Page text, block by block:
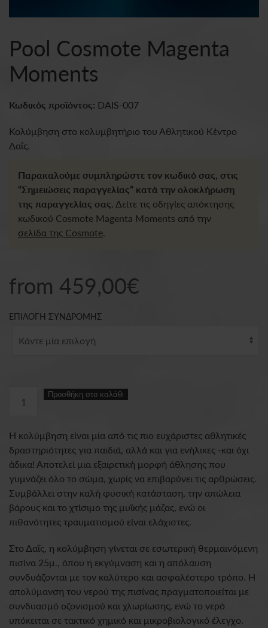
Pool Cosmote Magenta
Moments
Κωδικός προϊόντος: DAIS-007
Κολύμβηση στο κολυμβητήριο του Αθλητικού Κέντρο
Δαΐς.
Παρακαλούμε συμπληρώστε τον κωδικό σας, στις
“Σημειώσεις παραγγελίας” κατά την ολοκλήρωση
της παραγγελίας σας.Δείτε τις οδηγίες απόκτησης
κωδικού Cosmote Magenta Moments από την
σελίδα της Cosmote.
from 459,00€
ΕΠΙΛΟΓΗ ΣΥΝΔΡΟΜΗΣ
Cosmote
Moments
ποσότητα
Προσθήκη στο καλάθι
Η κολύμβηση είναι μία από τις πιο ευχάριστες αθλητικές
δραστηριότητες για παιδιά, αλλά και για ενήλικες -και όχι
άδικα! Αποτελεί μια εξαιρετική μορφή άθλησης που
γυμνάζει όλο το σώμα, χωρίς να επιβαρύνει τις αρθρώσεις.
Συμβάλλει στην καλή φυσική κατάσταση, την απώλεια
βάρους και το χτίσιμο της μυϊκής μάζας, ενώ οι
πιθανότητες τραυματισμού είναι ελάχιστες.
Στο Δαΐς, η κολύμβηση γίνεται σε εσωτερική θερμαινόμενη
πισίνα 25μ., όπου η εκγύμναση και η απόλαυση
συνδυάζονται με τον καλύτερο και ασφαλέστερο τρόπο. Η
απολύμανση του νερού της πισίνας πραγματοποιείται με
συνδυασμό οζονισμού και χλωρίωσης, ενώ το νερό
υπόκειται σε τακτικό χημικό και μικροβιολογικό έλεγχο.